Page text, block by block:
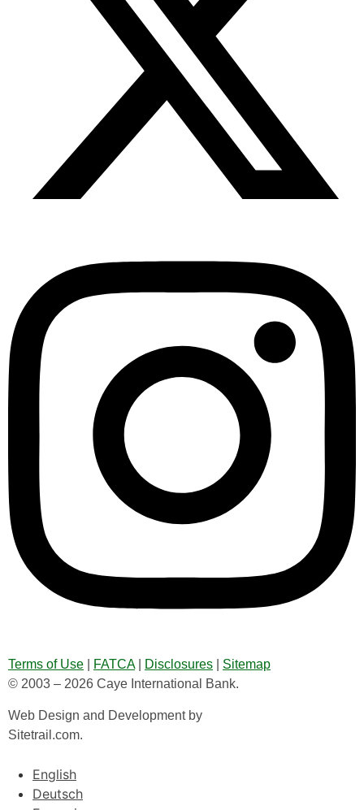
Terms of Use FATCA| Disclosures
Sitemap
© 2003 – 2026 Caye International Bank.
Web Design and Development by
Sitetrail.com.
English
Deutsch